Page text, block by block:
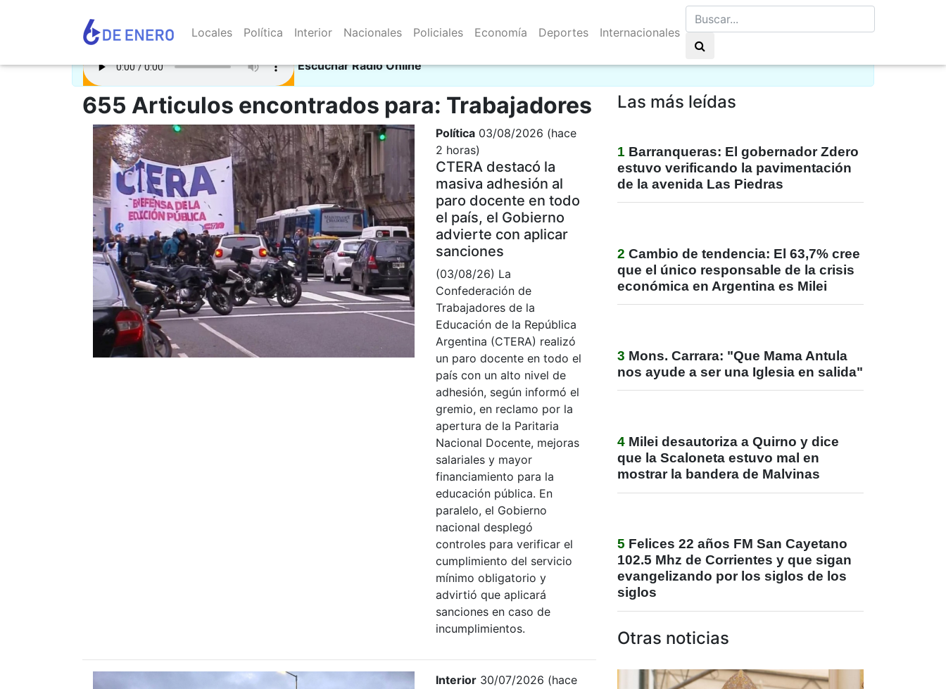
Locales Política Interior Nacionales Policiales Economía Deportes Internacionales
Escuchar Radio Online
655 Articulos encontrados para: Trabajadores
Política 03/08/2026 (hace
2 horas)
CTERA destacó la
masiva adhesión al
paro docente en todo
el país, el Gobierno
advierte con aplicar
sanciones
(03/08/26) La
Confederación de
Trabajadores de la
Educación de la República
Argentina (CTERA) realizó
un paro docente en todo el
país con un alto nivel de
adhesión, según informó el
gremio, en reclamo por la
apertura de la Paritaria
Nacional Docente, mejoras
salariales y mayor
financiamiento para la
educación pública. En
paralelo, el Gobierno
nacional desplegó
controles para verificar el
cumplimiento del servicio
mínimo obligatorio y
advirtió que aplicará
sanciones en caso de
incumplimientos.
Interior 30/07/2026 (hace
Las más leídas
1 Barranqueras: El gobernador Zdero
estuvo verificando la pavimentación
de la avenida Las Piedras
2 Cambio de tendencia: El 63,7% cree
que el único responsable de la crisis
económica en Argentina es Milei
3 Mons. Carrara: "Que Mama Antula
nos ayude a ser una Iglesia en salida"
4 Milei desautoriza a Quirno y dice
que la Scaloneta estuvo mal en
mostrar la bandera de Malvinas
5 Felices 22 años FM San Cayetano
102.5 Mhz de Corrientes y que sigan
evangelizando por los siglos de los
siglos
Otras noticias